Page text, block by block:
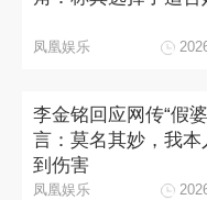
凤凰娱乐
李金铭回应网传“假
言：莫名其妙，我本
到伤害
凤凰娱乐